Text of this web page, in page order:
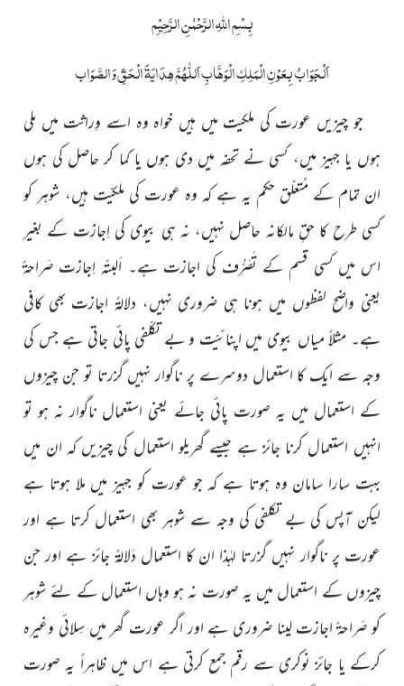
بِسْمِ اللّٰہِ الرَّحْمٰنِ الرَّحِیْمِ
اَلْجَوَابُ بِعَوْنِ الْمَلِکِ الْوَھَّابِ اَللّٰھُمَّ ھِدَایَۃَ الْحَقِّ وَالصَّوَاب
جو چیزیں عورت کی ملکیت میں ہیں خواہ وہ اسے وِراثت میں ملی
ہوں یا جہیز میں، کسی نے تحفہ میں دی ہوں یا کما کر حاصل کی ہوں
ان تمام کے مُتعلّق حکم یہ ہے کہ وہ عورت کی ملکیّت ہیں، شوہر کو
کسی طرح کا حقِ مالکانہ حاصل نہیں، نہ ہی بیوی کی اِجازت کے بغیر
اس میں کسی قسم کے تَصَرُّف کی اجازت ہے۔ اَلبتّہ اِجازت صَراحۃً
یعنی واضح لفظوں میں ہونا ہی ضروری نہیں، دلالۃً اجازت بھی کافی
ہے۔ مثلاً میاں بیوی میں اپنائیّت و بے تکلّفی پائی جاتی ہے جس کی
وجہ سے ایک کا استعمال دوسرے پر ناگوار نہیں گزرتا تو جن چیزوں
کے استعمال میں یہ صورت پائی جائے یعنی استعمال ناگوار نہ ہو تو
انہیں استعمال کرنا جائز ہے جیسے گھریلو استعمال کی چیزیں کہ ان میں
بہت سارا سامان وہ ہوتا ہے کہ جو عورت کو جہیز میں ملا ہوتا ہے
لیکن آپس کی بے تکلفی کی وجہ سے شوہر بھی استعمال کرتا ہے اور
عورت پر ناگوار نہیں گزرتا لہٰذا ان کا استعمال دَلالۃً جائز ہے اور جن
چیزوں کے استعمال میں یہ صورت نہ ہو وہاں استعمال کے لئے شوہر
کو صَراحۃً اجازت لینا ضروری ہے اور اگر عورت گھر میں سِلائی وغیرہ
کرکے یا جائز نوکری سے رقم جمع کرتی ہے اس میں ظاہراً یہ صورت